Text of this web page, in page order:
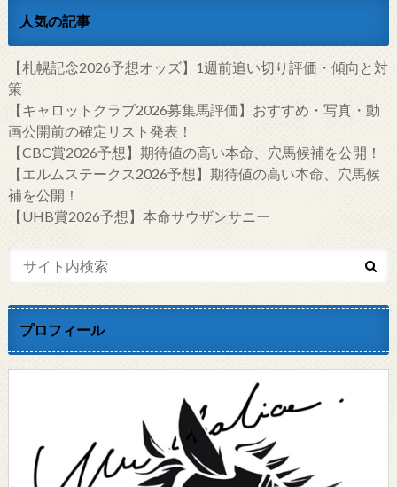
人気の記事
【札幌記念2026予想オッズ】1週前追い切り評価・傾向と対
策
【キャロットクラブ2026募集馬評価】おすすめ・写真・動
画公開前の確定リスト発表！
【CBC賞2026予想】期待値の高い本命、穴馬候補を公開！
【エルムステークス2026予想】期待値の高い本命、穴馬候
補を公開！
【UHB賞2026予想】本命サウザンサニー
プロフィール